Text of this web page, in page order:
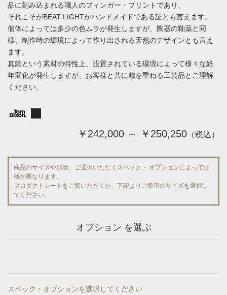
品に刻み込まれる職人のフィンガー・プリントであり、
それこそがBEAT LIGHTがハンドメイドである証とも言えます。
個体によっては多少の色ムラが発生しますが、陶器の釉薬と同
様、制作時の環境によって作り出される天然のデザインとも言え
ます。
真鍮という素材の特性上、設置されている環境によって様々な経
年変化が発生しますが、お客様と共に歳を重ねる工芸品とご理解
ください。
￥242,000 ～ ￥250,250 （税込）
商品のサイズや形状、ご選択いただくスペック・ オプションによって価
格が異なります。
プロダクトシートをご覧いただくか、下記よりご希望のサイズを選択し
てください。
オプション を選ぶ
スペック・オプションを選択してください